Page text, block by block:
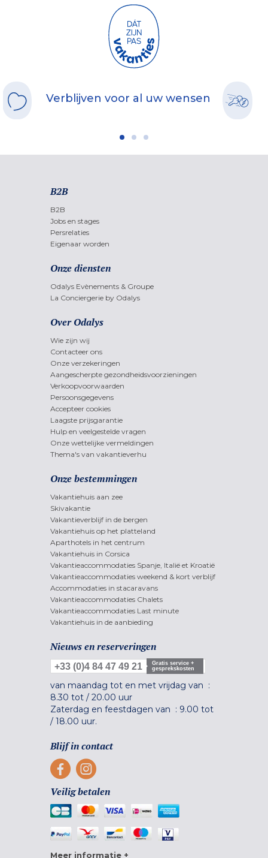
Verblijven voor al uw wensen
B2B
B2B
Jobs en stages
Persrelaties
Eigenaar worden
Onze diensten
Odalys Evènements & Groupe
La Conciergerie by Odalys
Over Odalys
Wie zijn wij
Contacteer ons
Onze verzekeringen
Aangescherpte gezondheidsvoorzieningen
Verkoopvoorwaarden
Persoonsgegevens
Accepteer cookies
Laagste prijsgarantie
Hulp en veelgestelde vragen
Onze wettelijke vermeldingen
Thema's van vakantieverhu
Onze bestemmingen
Vakantiehuis aan zee
Skivakantie
Vakantieverblijf in de bergen
Vakantiehuis op het platteland
Aparthotels in het centrum
Vakantiehuis in Corsica
Vakantieaccommodaties Spanje, Italië et Kroatië
Vakantieaccommodaties weekend & kort verblijf
Accommodaties in stacaravans
Vakantieaccommodaties Chalets
Vakantieaccommodaties Last minute
Vakantiehuis in de aanbieding
Nieuws en reserveringen
+33 (0)4 84 47 49 21
Gratis service +
gesprekskosten
van maandag tot en met vrijdag van :
8.30 tot / 20.00 uur
Zaterdag en feestdagen van : 9.00 tot
/ 18.00 uur.
Blijf in contact
Veilig betalen
Meer informatie +